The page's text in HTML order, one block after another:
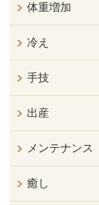
体重増加
冷え
手技
出産
メンテナンス
癒し